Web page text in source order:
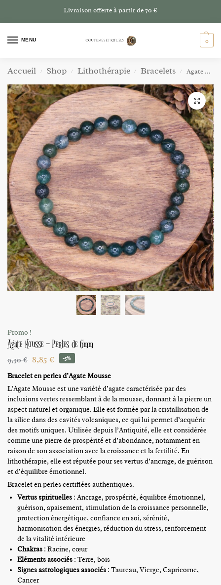
Livraison offerte à partir de 70 €
MENU 0
Accueil / Shop / Lithothérapie / Bracelets / Agate Mousse – Perles de 6mm
Promo !
Agate Mousse – Perles de 6mm
9,30€ 8,85 € -5%
Bracelet en perles d’Agate Mousse
L’Agate Mousse est une variété d’agate caractérisée par des
inclusions vertes ressemblant à de la mousse, donnant à la pierre un
aspect naturel et organique. Elle est formée par la cristallisation de
la silice dans des cavités volcaniques, ce qui lui permet d’acquérir
des motifs uniques. Utilisée depuis l’Antiquité, elle est considérée
comme une pierre de prospérité et d’abondance, notamment en
raison de son association avec la croissance et la fertilité. En
lithothérapie, elle est réputée pour ses vertus d’ancrage, de guérison
et d’équilibre émotionnel.
Bracelet en perles certifiées authentiques.
Vertus spirituelles : Ancrage, prospérité, équilibre émotionnel,
guérison, apaisement, stimulation de la croissance personnelle,
protection énergétique, confiance en soi, sérénité,
harmonisation des énergies, réduction du stress, renforcement
de la vitalité intérieure
Chakras : Racine, cœur
Eléments associés : Terre, bois
Signes astrologiquesassociés : Taureau, Vierge, Capricorne,
Cancer